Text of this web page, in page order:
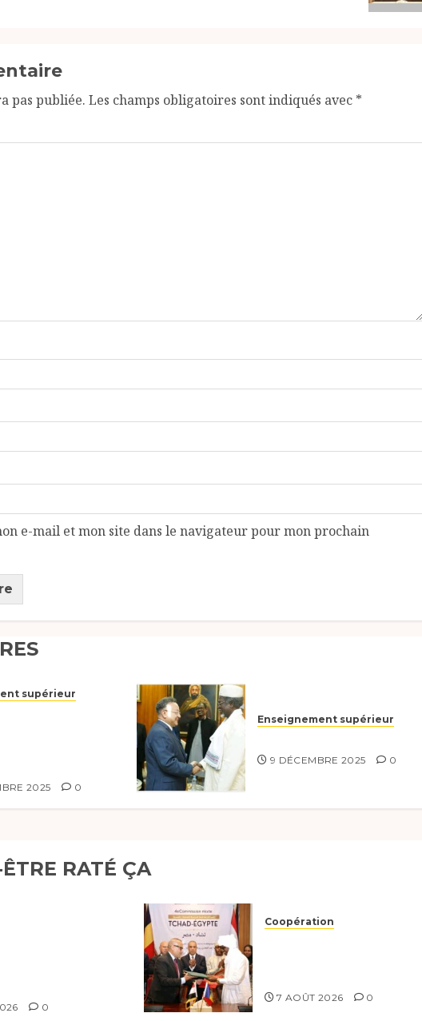
pas publiée. Les champs obligatoires sont indiqués avec *
e-mail et mon site dans le navigateur pour mon prochain
supérieur
2025 0
Enseignement supérieur
9 DÉCEMBRE 2025 0
RATÉ ÇA
0
Coopération
7 AOÛT 2026 0